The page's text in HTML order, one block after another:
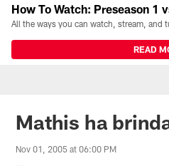
How To Watch: Preseason 1
READ
Mathis ha
Nov 01, 2005 at 06:00 PM